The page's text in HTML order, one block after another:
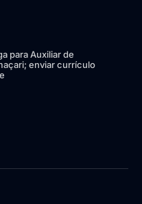
para Auxiliar de
enviar currículo